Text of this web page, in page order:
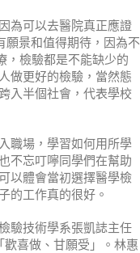
為可以去醫院真正應證
願景和值得期待，因為不
，檢驗都是不能缺少的
做更好的檢驗，當然態
入半個社會，代表學校
職場，學習如何用所學
不忘叮嚀同學們在幫助
以體會當初選擇醫學檢
的工作真的很好。
驗技術學系張凱誌主任
喜做、甘願受」。林惠